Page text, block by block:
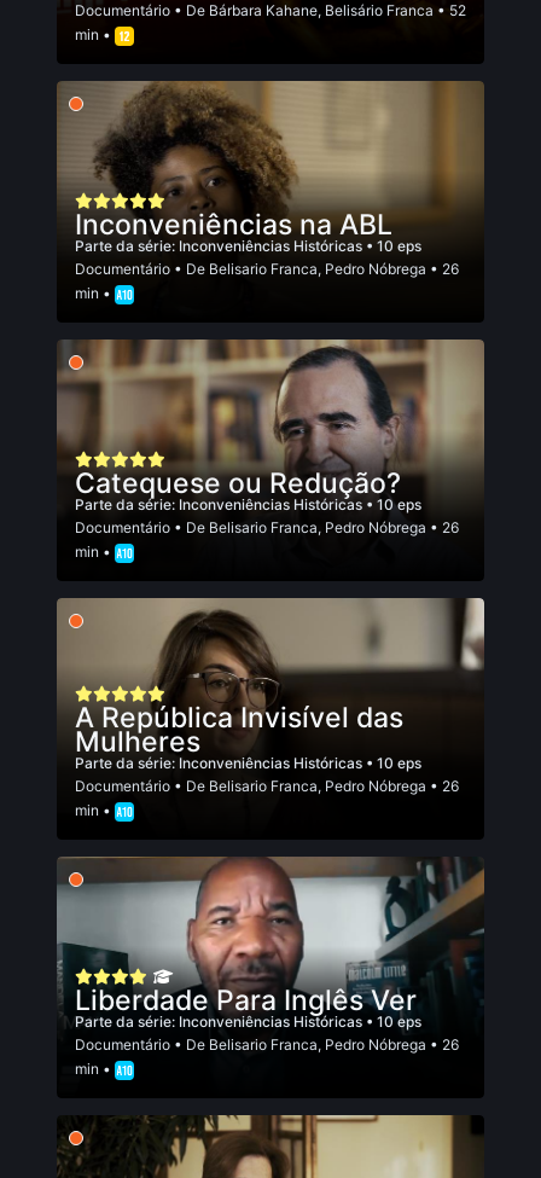
Documentário • De Bárbara Kahane, Belisário Franca • 52
min •
Inconveniências na ABL
Parte da série: Inconveniências Históricas • 10 eps
Documentário • De Belisario Franca, Pedro Nóbrega • 26
min •
Catequese ou Redução?
Parte da série: Inconveniências Históricas • 10 eps
Documentário • De Belisario Franca, Pedro Nóbrega • 26
min •
A República Invisível das
Mulheres
Parte da série: Inconveniências Históricas • 10 eps
Documentário • De Belisario Franca, Pedro Nóbrega • 26
min •
Liberdade Para Inglês Ver
Parte da série: Inconveniências Históricas • 10 eps
Documentário • De Belisario Franca, Pedro Nóbrega • 26
min •